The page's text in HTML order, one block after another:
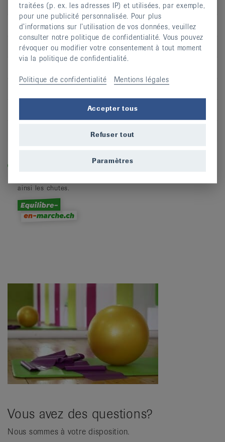
Jour
ma
Heure
12:15 - 13:15
CP
2900
Porrentruy
S’inscrire
Dans les cours labellisés «equilibre-en-marche.ch», vous
ainsi les chutes.
Vous avez des questions?
Nous sommes à votre disposition.
traitées (p. ex. les adresses IP) et utilisées, par exemple,
pour une publicité personnalisée. Pour plus
d’informations sur l’utilisation de vos données, veuillez
consulter notre politique de confidentialité. Vous pouvez
révoquer ou modifier votre consentement à tout moment
via la politique de confidentialité.
Politique de confidentialité Mentions légales
Accepter tous
Refuser tout
Paramètres